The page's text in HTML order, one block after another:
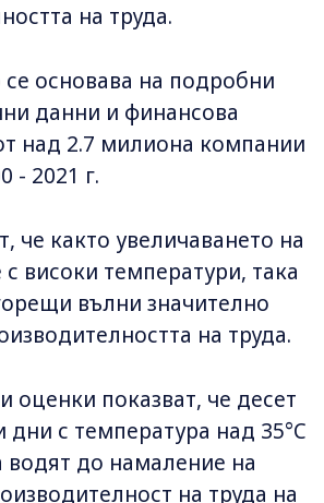
на труда.
основава на подробни
данни и финансова
над 2.7 милиона компании
- 2021 г.
че както увеличаването на
високи температури, така
вълни значително
на труда.
оценки показват, че десет
с температура над 35°C
водят до намаление на
на труда на